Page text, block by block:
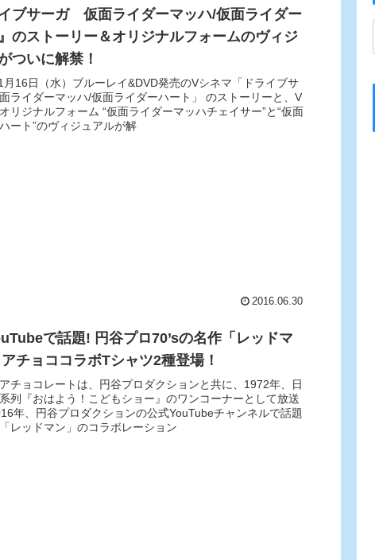
イブサーガ 仮面ライダーマッハ/仮面ライダー
のストーリー＆オリジナルフォームのヴィジ
ついに解禁！
月16日（水）ブルーレイ&DVD発売のVシネマ「ドライブサ
ライダーマッハ/仮面ライダーハート」 のストーリーと、V
リジナルフォーム “仮面ライダーマッハチェイサー”と“仮面
ート”のヴィジュアルが解
2016.06.30
で話題! 円谷プロ70’sの名作「レッドマ
コアチョココラボTシャツ2種登場！
チョコレートは、円谷プロダクションと共に、1972年、日
列『おはよう！こどもショー』のワンコーナーとして放送
年、円谷プロダクションの公式YouTubeチャンネルで話題
レッドマン」のコラボレーション